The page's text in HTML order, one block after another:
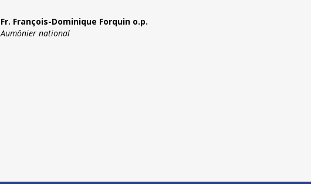
Fr. François-Dominique Forquin o.p.
Aumônier national